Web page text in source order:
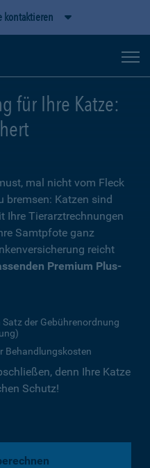
kontaktieren
für Ihre Katze:
mal nicht vom Fleck
bremsen: Katzen sind
Ihre Tierarztrechnungen
Samtpfote ganz
reicht
Premium Plus-
der Gebührenordnung
Behandlungskosten
denn Ihre Katze
Schutz!